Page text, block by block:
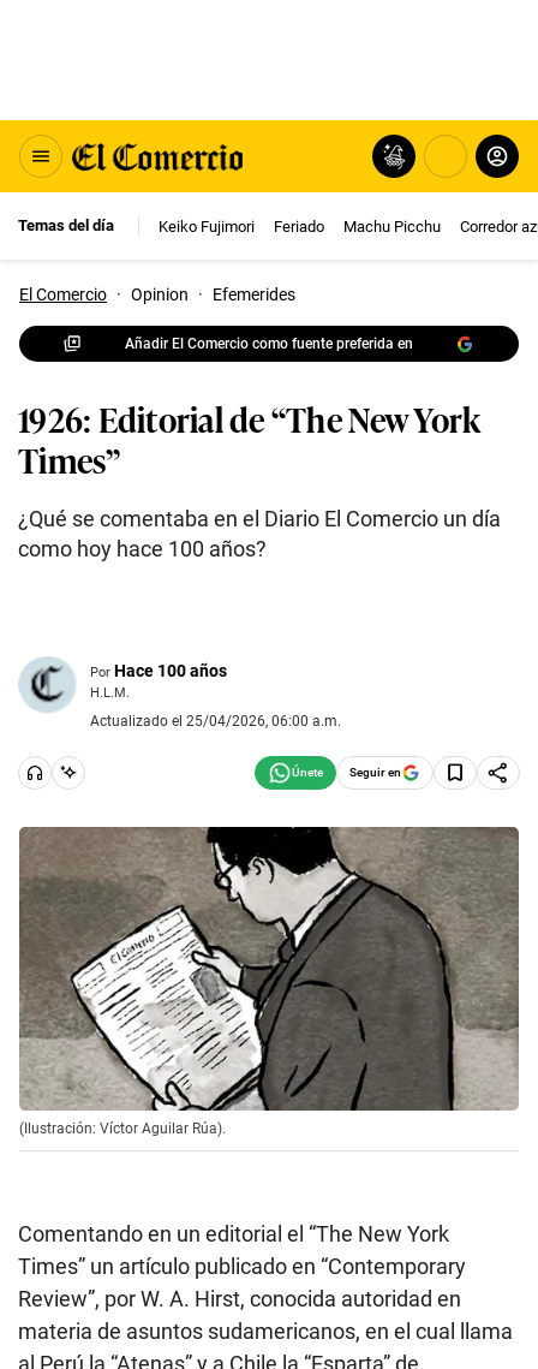
Temas del día Keiko Fujimori Feriado Machu Picchu Corredor
El Comercio · Opinion · Efemerides
Añadir El Comercio como fuente preferida en
1926: Editorial de “The New York
Times”
¿Qué se comentaba en el Diario El Comercio un día
como hoy hace 100 años?
Por Hace 100 años
H.L.M.
Actualizado el 25/04/2026, 06:00 a.m.
Seguir en
(Ilustración: Víctor Aguilar Rúa).
Comentando en un editorial el “The New York
Times” un artículo publicado en “Contemporary
Review”, por W. A. Hirst, conocida autoridad en
materia de asuntos sudamericanos, en el cual llama
al Perú la “Atenas” y a Chile la “Esparta” de